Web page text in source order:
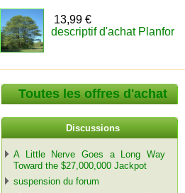
13,99 €
descriptif d'achat Planfor
Toutes les offres d'achat
Discussions
A Little Nerve Goes a Long Way
Toward the $27,000,000 Jackpot
suspension du forum